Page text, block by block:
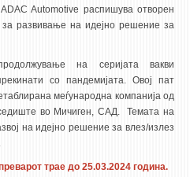
Automotive распишува отворен
развивање на идејно решение за
на серијата вакви
со пандемијата. Овој пат
меѓународна компанија од
во Мичиген, САД. Темата на
на идејно решение за влез/излез
трае до 25.03.2024 година.